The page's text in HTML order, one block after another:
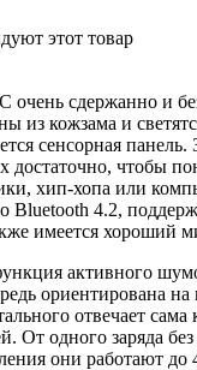
этот товар
очень сдержанно и
кожзама и
сенсорная
достаточно, чтобы
хип-хопа или
Bluetooth 4.2,
имеется хороший
активного
ориентирована на
отвечает сама
От одного заряда
они работают до